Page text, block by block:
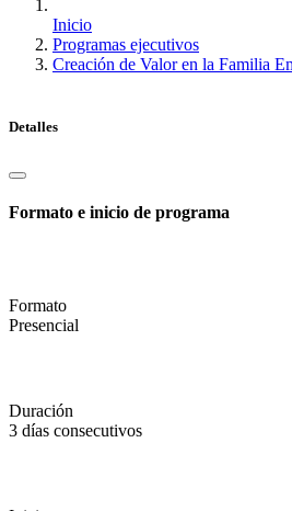
Inicio
Programas ejecutivos
Creación de Valor en la Familia
Detalles
Formato e inicio de programa
Formato
Presencial
Duración
3 días consecutivos